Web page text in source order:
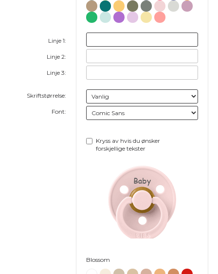
Linje 1:
Linje 2:
Linje 3:
Skriftstørrelse:
Font:
Kryss av hvis du ønsker
forskjellige tekster
Baby
Blossom